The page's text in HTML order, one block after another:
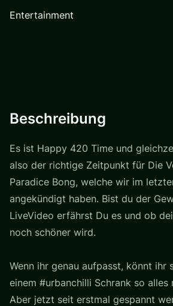
Entertainment
Beschreibung
Es ist Happy 420 Time und
also der richtige Zeitpunkt für Die
Paradice Bong, welche wir im
angekündigt haben. Bist du der
LiveVideo erfährst Du es und ob
noch schöner wird.
Wenn ihr genau aufpasst, könnt ihr
einem #urbanchilli Schrank so alles
Aber jetzt seit erstmal gespannt